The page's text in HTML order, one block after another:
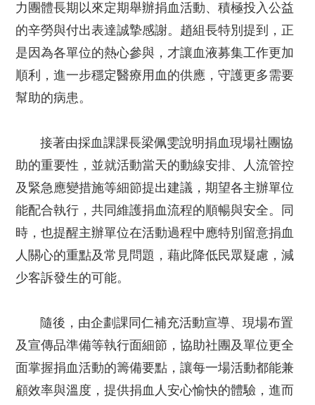
力團體長期以來定期舉辦捐血活動、積極投入公益
的辛勞與付出表達誠摯感謝。趙組長特別提到，正
是因為各單位的熱心參與，才讓血液募集工作更加
順利，進一步穩定醫療用血的供應，守護更多需要
幫助的病患。
接著由採血課課長梁佩雯說明捐血現場社團協
助的重要性，並就活動當天的動線安排、人流管控
及緊急應變措施等細節提出建議，期望各主辦單位
能配合執行，共同維護捐血流程的順暢與安全。同
時，也提醒主辦單位在活動過程中應特別留意捐血
人關心的重點及常見問題，藉此降低民眾疑慮，減
少客訴發生的可能。
隨後，由企劃課同仁補充活動宣導、現場布置
及宣傳品準備等執行面細節，協助社團及單位更全
面掌握捐血活動的籌備要點，讓每一場活動都能兼
顧效率與溫度，提供捐血人安心愉快的體驗，進而